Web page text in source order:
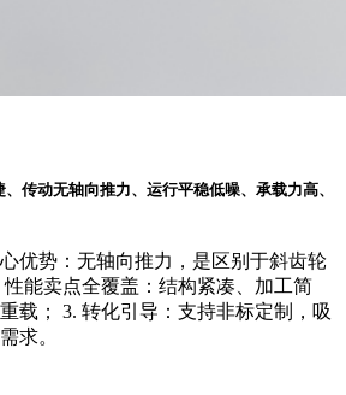
传动无轴向推力、运行平稳低噪、承载力高、
优势：无轴向推力，是区别于斜齿轮
性能卖点全覆盖：结构紧凑、加工简
载； 3. 转化引导：支持非标定制，吸
求。